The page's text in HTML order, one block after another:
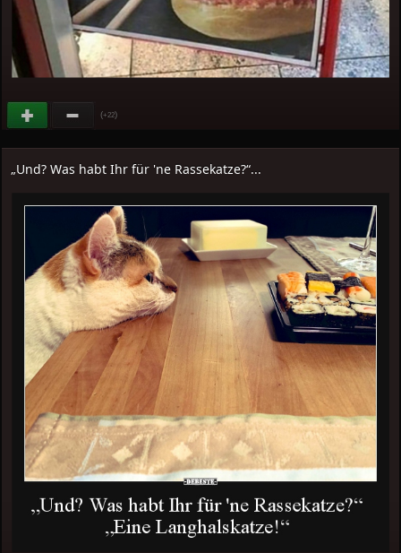
(+22)
„Und? Was habt Ihr für 'ne Rassekatze?“...